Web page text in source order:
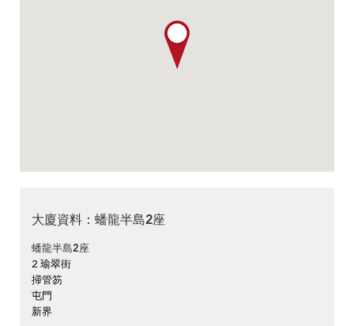
大廈資料：蟠龍半島2座
蟠龍半島2座
2 瑜翠街
掃管笏
屯門
新界